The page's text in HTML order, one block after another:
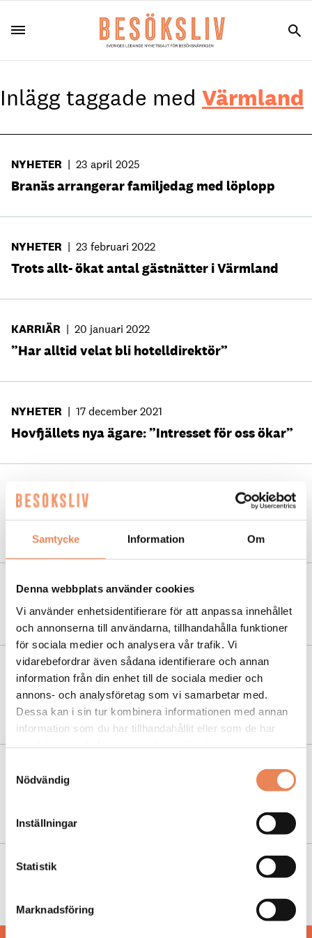
Samtycke Information Om
Denna webbplats använder cookies
Vi använder enhetsidentifierare för att anpassa innehållet
och annonserna till användarna, tillhandahålla funktioner
för sociala medier och analysera vår trafik. Vi
vidarebefordrar även sådana identifierare och annan
information från din enhet till de sociala medier och
annons- och analysföretag som vi samarbetar med.
Dessa kan i sin tur kombinera informationen med annan
information som du har tillhandahållit eller som de har
Nödvändig
Inställningar
Statistik
Marknadsföring
Inlägg taggade med Värmland
NYHETER | 23 april 2025
Branäs arrangerar familjedag med löplopp
NYHETER | 23 februari 2022
Trots allt- ökat antal gästnätter i Värmland
KARRIÄR | 20 januari 2022
”Har alltid velat bli hotelldirektör”
NYHETER | 17 december 2021
Hovfjällets nya ägare: ”Intresset för oss ökar”
NYHETER | 22 september 2021
Event ska utveckla Värmland som mat- och
dryckesdestination
NYHETER | 20 augusti 2021
”Bara att inse att det inte är bra för oss”
NYHETER | 27 oktober 2020
Växande cykelturism stor betydelse för
besöksnäringen
NYHETER |
Nya turistchefen: ”Värmland är ett Sverige i
NYHETER
Så ska Värmland locka besökare på två hjul